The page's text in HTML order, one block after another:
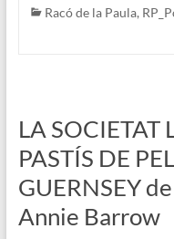
Racó de la Paula,
LA SOCIETAT
PASTÍS DE
GUERNSEY
Annie Barrow